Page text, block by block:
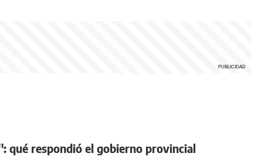
qué respondió el gobierno provincial